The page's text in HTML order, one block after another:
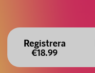
Registrera
€18.99